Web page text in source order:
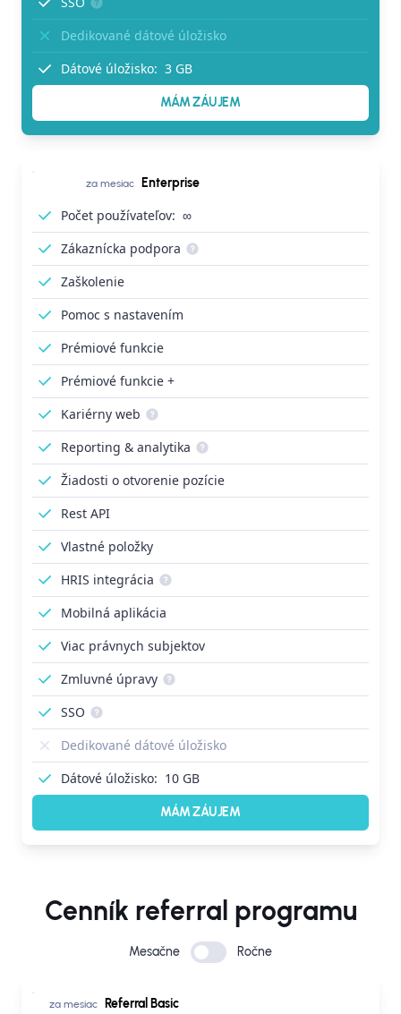
Dedikované dátové úložisko
Dátové úložisko: 3 GB
MÁM ZÁUJEM
za mesiac Enterprise
Počet používateľov: ∞
Zákaznícka podpora
Zaškolenie
Pomoc s nastavením
Prémiové funkcie
Prémiové funkcie +
Kariérny web
Reporting & analytika
Žiadosti o otvorenie pozície
Rest API
Vlastné položky
HRIS integrácia
Mobilná aplikácia
Viac právnych subjektov
Zmluvné úpravy
SSO
Dedikované dátové úložisko
Dátové úložisko: 10 GB
MÁM ZÁUJEM
Cenník referral programu
Mesačne Ročne
za mesiac Referral Basic